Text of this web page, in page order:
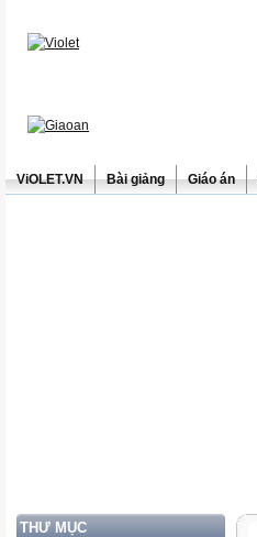
ViOLET.VN Bài giảng Giáo án
THƯ MỤC